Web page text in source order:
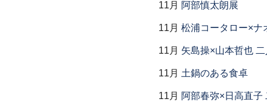
11月 阿部慎太朗展
11月 松浦コータロー×ナ
11月 矢島操×山本哲也
11月 土鍋のある食卓
11月 阿部春弥×日高直子